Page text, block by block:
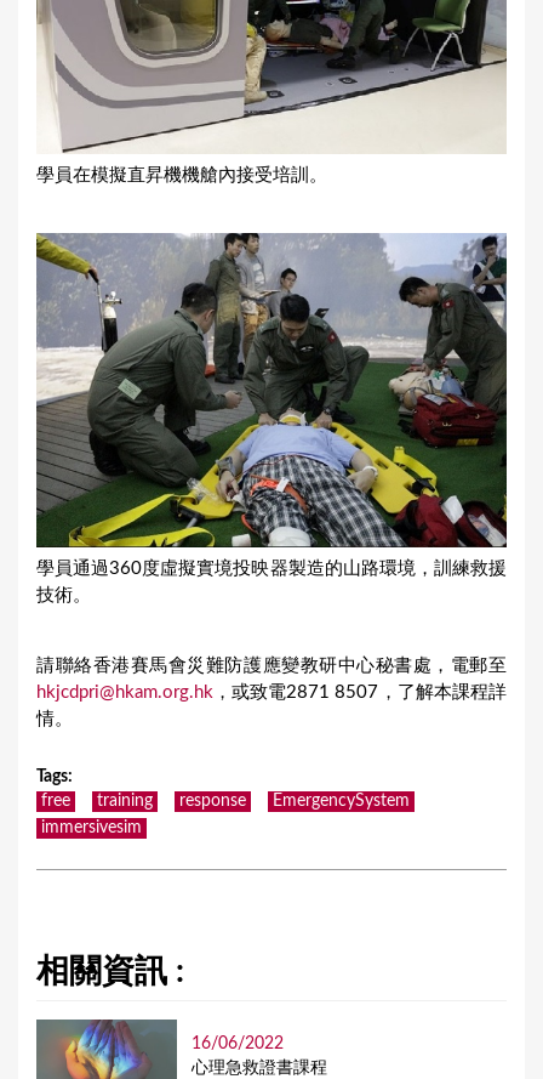
學員在模擬直昇機機艙內接受培訓。
學員通過360度虛擬實境投映器製造的山路環境，訓練救援
技術。
請聯絡香港賽馬會災難防護應變教研中心秘書處，電郵至
hkjcdpri@hkam.org.hk ，或致電2871 8507，了解本課程詳
情。
Tags:
free
training response
EmergencySystem
immersivesim
相關資訊 :
16/06/2022
⼼理急救證書課程